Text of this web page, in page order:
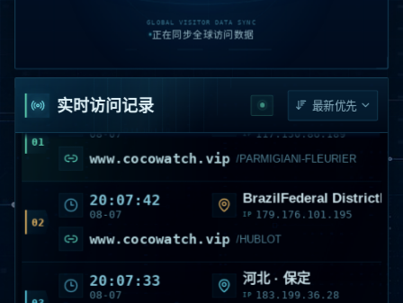
GLOBAL VISITOR DATA SYNC
正在同步全球访问数据
实时访问记录
01
20:10:40 湖北 · 黄石
117.150.86.189
www.cocowatch.vip
08-07 IP 179.176.101.195
08-07
河北 · 保定
IP 183.199.36.28